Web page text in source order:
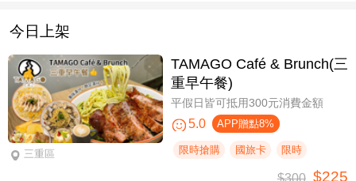
今日上架
三重區
TAMAGO Café & Brunch(三
重早午餐)
平假日皆可抵用300元消費金額
5.0 APP贈點8%
限時搶購 國旅卡 限時
$225